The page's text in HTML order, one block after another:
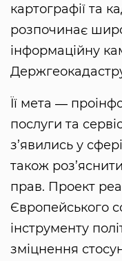
картографії та
розпочинає
інформаційну
Її мета ―
послуги та
з’явились у
також
прав. Проект
Європейського
інструменту
зміцнення